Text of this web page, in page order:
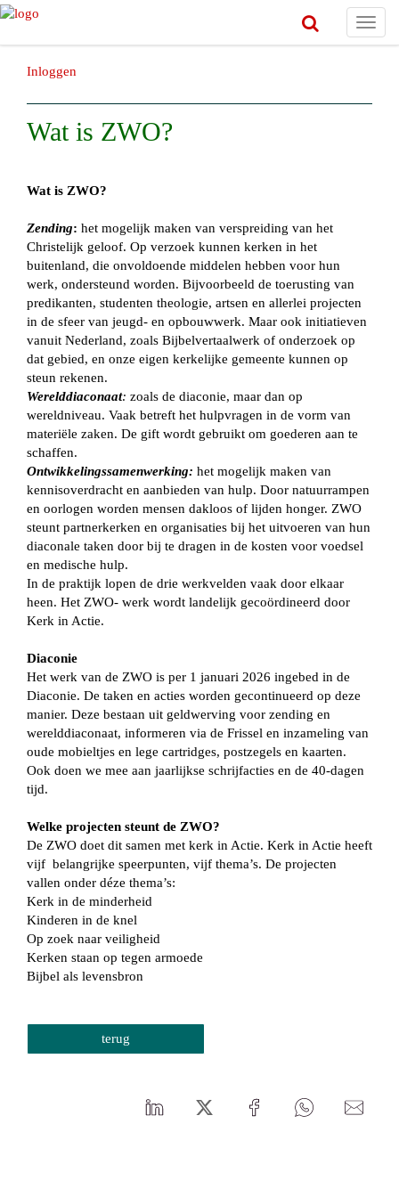
Inloggen
Wat is ZWO?
Wat is ZWO?
Zending: het mogelijk maken van verspreiding van het
Christelijk geloof. Op verzoek kunnen kerken in het
buitenland, die onvoldoende middelen hebben voor hun
werk, ondersteund worden. Bijvoorbeeld de toerusting van
predikanten, studenten theologie, artsen en allerlei projecten
in de sfeer van jeugd- en opbouwwerk. Maar ook initiatieven
vanuit Nederland, zoals Bijbelvertaalwerk of onderzoek op
dat gebied, en onze eigen kerkelijke gemeente kunnen op
steun rekenen.
Werelddiaconaat: zoals de diaconie, maar dan op
wereldniveau. Vaak betreft het hulpvragen in de vorm van
materiële zaken. De gift wordt gebruikt om goederen aan te
schaffen.
Ontwikkelingssamenwerking: het mogelijk maken van
kennisoverdracht en aanbieden van hulp. Door natuurrampen
en oorlogen worden mensen dakloos of lijden honger. ZWO
steunt partnerkerken en organisaties bij het uitvoeren van hun
diaconale taken door bij te dragen in de kosten voor voedsel
en medische hulp.
In de praktijk lopen de drie werkvelden vaak door elkaar
heen. Het ZWO- werk wordt landelijk gecoördineerd door
Kerk in Actie.
Diaconie
Het werk van de ZWO is per 1 januari 2026 ingebed in de
Diaconie. De taken en acties worden gecontinueerd op deze
manier. Deze bestaan uit geldwerving voor zending en
werelddiaconaat, informeren via de Frissel en inzameling van
oude mobieltjes en lege cartridges, postzegels en kaarten.
Ook doen we mee aan jaarlijkse schrijfacties en de 40-dagen
tijd.
Welke projecten steunt de ZWO?
De ZWO doet dit samen met kerk in Actie. Kerk in Actie heeft
vijf belangrijke speerpunten, vijf thema’s. De projecten
vallen onder déze thema’s:
Kerk in de minderheid
Kinderen in de knel
Op zoek naar veiligheid
Kerken staan op tegen armoede
Bijbel als levensbron
terug